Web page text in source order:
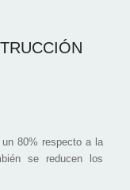
80% respecto a la
se reducen los